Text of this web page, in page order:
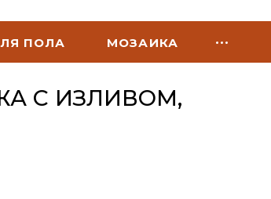
ПОЛА МОЗАИКА
С ИЗЛИВОМ,